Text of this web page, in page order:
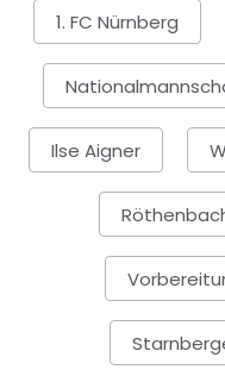
1. FC Nürnberg
Ilse Aigner